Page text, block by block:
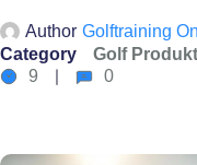
Author Golftraining
Category
Golf
9
0